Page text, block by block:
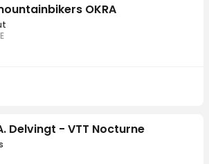
OKRA
Delvingt - VTT Nocturne